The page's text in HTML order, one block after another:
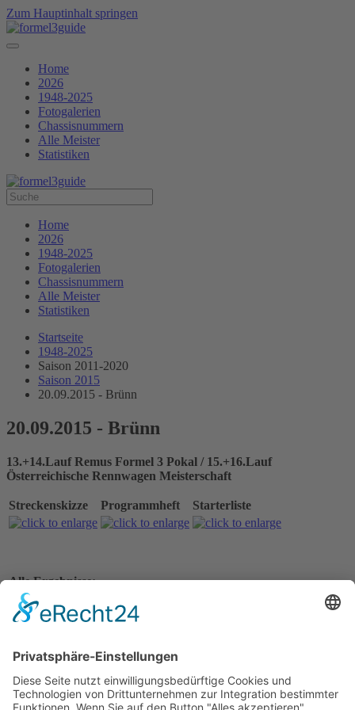
Zum Hauptinhalt springen
Home
2026
1948-2025
Fotogalerien
Chassisnummern
Alle Meister
Statistiken
Home
2026
1948-2025
Fotogalerien
Chassisnummern
Alle Meister
Statistiken
Startseite
1948-2025
Saison 2011-2020
Saison 2015
20.09.2015 - Brünn
20.09.2015 - Brünn
13.+14.Lauf Remus Formel 3 Pokal / 15.+16.Lauf
Österreichische Rennwagen Meisterschaft
Streckenskizze Programmheft Starterliste
Alle Ergebnisse:
Vorbericht
Ergebnis Zeittraining 1
Ergebnis Rennen 1